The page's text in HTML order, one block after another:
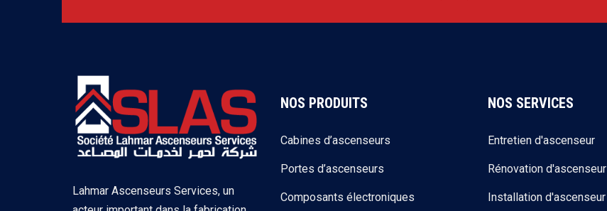
Lahmar Ascenseurs Services, un
NOS PRODUITS
Cabines d’ascenseurs
Portes d’ascenseurs
Composants électroniques
NOS SERVICES
Entretien d'ascenseur
Rénovation d'ascenseur
Installation d'ascenseur